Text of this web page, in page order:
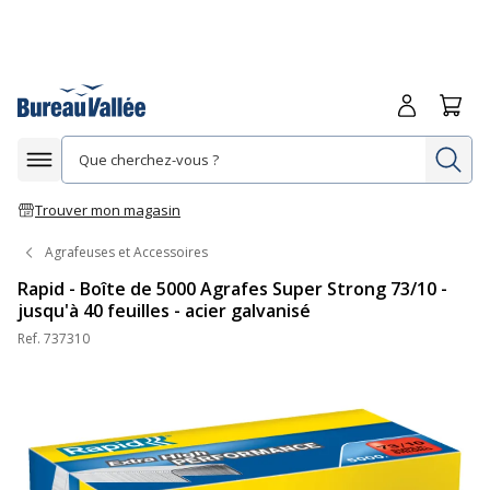
Afficher la navigation
Trouver mon magasin
Me
Agrafeuses et Accessoires
Rapid - Boîte de 5000 Agrafes Super Strong 73/10 -
jusqu'à 40 feuilles - acier galvanisé
Ref. 737310